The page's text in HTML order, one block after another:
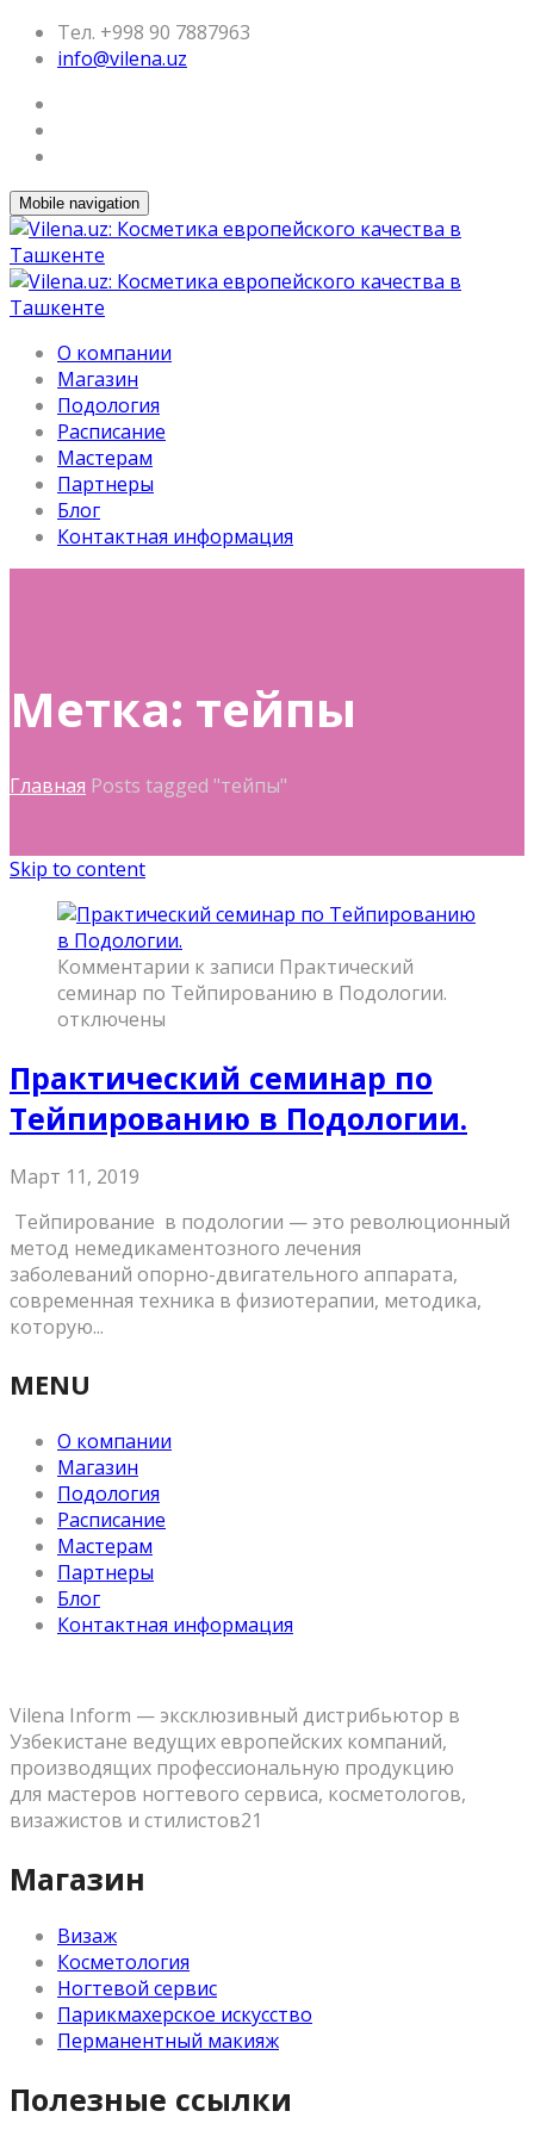
Тел. +998 90 7887963
info@vilena.uz
Mobile navigation
О компании
Магазин
Подология
Расписание
Мастерам
Партнеры
Блог
Контактная информация
Метка: тейпы
Главная Posts tagged "тейпы"
Skip to content
Комментарии к записи Практический
семинар по Тейпированию в Подологии.
отключены
Практический семинар по
Тейпированию в Подологии.
Март 11, 2019
Тейпирование в подологии — это революционный
метод немедикаментозного лечения
заболеваний опорно-двигательного аппарата,
современная техника в физиотерапии, методика,
которую...
MENU
О компании
Магазин
Подология
Расписание
Мастерам
Партнеры
Блог
Контактная информация
Vilena Inform — эксклюзивный дистрибьютор в
Узбекистане ведущих европейских компаний,
производящих профессиональную продукцию
для мастеров ногтевого сервиса, косметологов,
визажистов и стилистов21
Магазин
Визаж
Косметология
Ногтевой сервис
Парикмахерское искусство
Перманентный макияж
Полезные ссылки